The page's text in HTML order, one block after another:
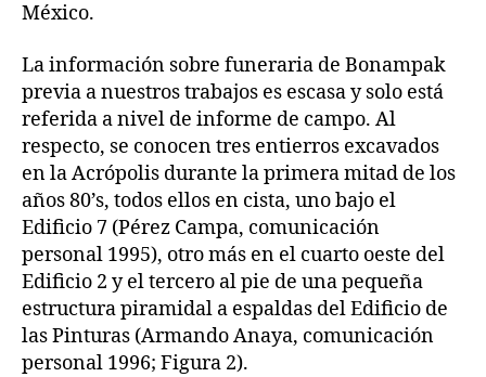
México.
La información sobre funeraria de Bonampak
previa a nuestros trabajos es escasa y solo está
referida a nivel de informe de campo. Al
respecto, se conocen tres entierros excavados
en la Acrópolis durante la primera mitad de los
años 80’s, todos ellos en cista, uno bajo el
Edificio 7 (Pérez Campa, comunicación
personal 1995), otro más en el cuarto oeste del
Edificio 2 y el tercero al pie de una pequeña
estructura piramidal a espaldas del Edificio de
las Pinturas (Armando Anaya, comunicación
personal 1996; Figura 2).